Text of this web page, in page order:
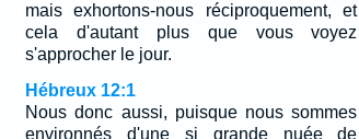
mais exhortons-nous réciproquement, et
cela d'autant plus que vous voyez
s'approcher le jour.
Hébreux 12:1
Nous donc aussi, puisque nous sommes
environnés d'une si grande nuée de